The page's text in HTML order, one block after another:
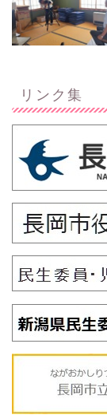
リンク集